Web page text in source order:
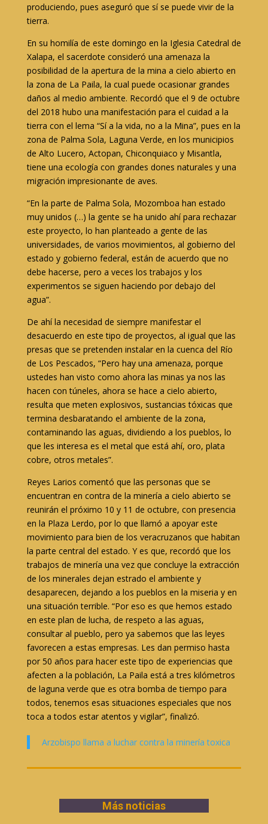
produciendo, pues aseguró que sí se puede vivir de la
tierra.
En su homilía de este domingo en la Iglesia Catedral de
Xalapa, el sacerdote consideró una amenaza la
posibilidad de la apertura de la mina a cielo abierto en
la zona de La Paila, la cual puede ocasionar grandes
daños al medio ambiente. Recordó que el 9 de octubre
del 2018 hubo una manifestación para el cuidad a la
tierra con el lema “Sí a la vida, no a la Mina”, pues en la
zona de Palma Sola, Laguna Verde, en los municipios
de Alto Lucero, Actopan, Chiconquiaco y Misantla,
tiene una ecología con grandes dones naturales y una
migración impresionante de aves.
“En la parte de Palma Sola, Mozomboa han estado
muy unidos (…) la gente se ha unido ahí para rechazar
este proyecto, lo han planteado a gente de las
universidades, de varios movimientos, al gobierno del
estado y gobierno federal, están de acuerdo que no
debe hacerse, pero a veces los trabajos y los
experimentos se siguen haciendo por debajo del
agua”.
De ahí la necesidad de siempre manifestar el
desacuerdo en este tipo de proyectos, al igual que las
presas que se pretenden instalar en la cuenca del Río
de Los Pescados, “Pero hay una amenaza, porque
ustedes han visto como ahora las minas ya nos las
hacen con túneles, ahora se hace a cielo abierto,
resulta que meten explosivos, sustancias tóxicas que
termina desbaratando el ambiente de la zona,
contaminando las aguas, dividiendo a los pueblos, lo
que les interesa es el metal que está ahí, oro, plata
cobre, otros metales”.
Reyes Larios comentó que las personas que se
encuentran en contra de la minería a cielo abierto se
reunirán el próximo 10 y 11 de octubre, con presencia
en la Plaza Lerdo, por lo que llamó a apoyar este
movimiento para bien de los veracruzanos que habitan
la parte central del estado. Y es que, recordó que los
trabajos de minería una vez que concluye la extracción
de los minerales dejan estrado el ambiente y
desaparecen, dejando a los pueblos en la miseria y en
una situación terrible. “Por eso es que hemos estado
en este plan de lucha, de respeto a las aguas,
consultar al pueblo, pero ya sabemos que las leyes
favorecen a estas empresas. Les dan permiso hasta
por 50 años para hacer este tipo de experiencias que
afecten a la población, La Paila está a tres kilómetros
de laguna verde que es otra bomba de tiempo para
todos, tenemos esas situaciones especiales que nos
toca a todos estar atentos y vigilar”, finalizó.
Arzobispo llama a luchar contra la minería toxica
Más noticias